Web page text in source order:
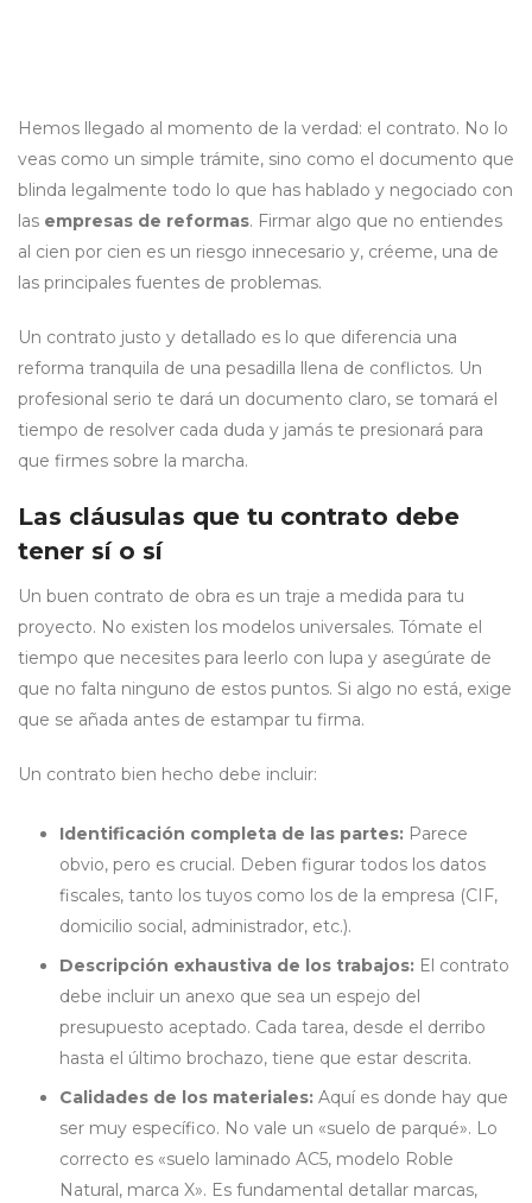
Hemos llegado al momento de la verdad: el contrato. No lo
veas como un simple trámite, sino como el documento que
blinda legalmente todo lo que has hablado y negociado con
las empresas de reformas. Firmar algo que no entiendes
al cien por cien es un riesgo innecesario y, créeme, una de
las principales fuentes de problemas.
Un contrato justo y detallado es lo que diferencia una
reforma tranquila de una pesadilla llena de conflictos. Un
profesional serio te dará un documento claro, se tomará el
tiempo de resolver cada duda y jamás te presionará para
que firmes sobre la marcha.
Las cláusulas que tu contrato debe
tener sí o sí
Un buen contrato de obra es un traje a medida para tu
proyecto. No existen los modelos universales. Tómate el
tiempo que necesites para leerlo con lupa y asegúrate de
que no falta ninguno de estos puntos. Si algo no está, exige
que se añada antes de estampar tu firma.
Un contrato bien hecho debe incluir:
Identificación completa de las partes: Parece
obvio, pero es crucial. Deben figurar todos los datos
fiscales, tanto los tuyos como los de la empresa (CIF,
domicilio social, administrador, etc.).
Descripción exhaustiva de los trabajos: El contrato
debe incluir un anexo que sea un espejo del
presupuesto aceptado. Cada tarea, desde el derribo
hasta el último brochazo, tiene que estar descrita.
Calidades de los materiales: Aquí es donde hay que
ser muy específico. No vale un «suelo de parqué». Lo
correcto es «suelo laminado AC5, modelo Roble
Natural, marca X». Es fundamental detallar marcas,